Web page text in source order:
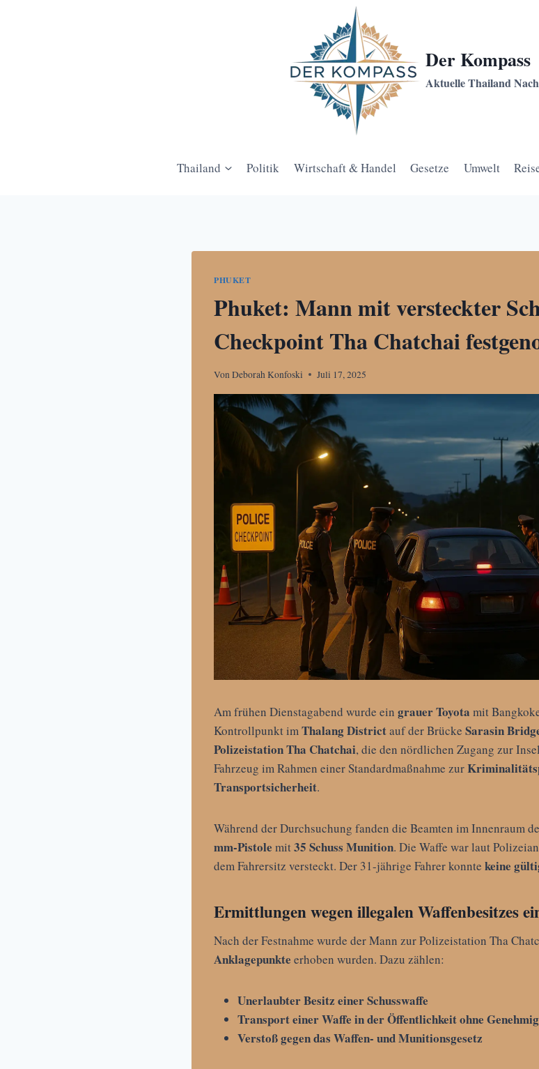
Der Kompass
Aktuelle Thailand
Thailand Politik Wirtschaft & Handel Gesetze Umwelt
PHUKET
Phuket: Mann mit versteckter
Checkpoint Tha Chatchai
Von Deborah Konfoski Juli 17, 2025
Am frühen Dienstagabend wurde ein grauer Toyota mit
Kontrollpunkt imThalang Districtauf der Brücke Sarasin
Polizeistation Tha Chatchai, die den nördlichen Zugang zur
Fahrzeug im Rahmen einer Standardmaßnahme zur
Transportsicherheit.
Während der Durchsuchung fanden die Beamten im Innenraum
mm-Pistole mit35 Schuss Munition. Die Waffe war laut
dem Fahrersitz versteckt. Der 31-jährige Fahrer konnte keine
Ermittlungen wegen illegalen Waffenbesitzes
Nach der Festnahme wurde der Mann zur Polizeistation Tha
Anklagepunkte erhoben wurden. Dazu zählen:
Unerlaubter Besitz einer Schusswaffe
Transport einer Waffe in der Öffentlichkeit ohne
Verstoß gegen das Waffen- und Munitionsgesetz